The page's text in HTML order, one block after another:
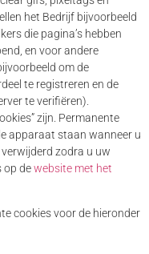
het Bedrijf bijvoorbeeld
die pagina’s hebben
en voor andere
om de
te registreren en de
te verifiëren).
zijn. Permanente
apparaat staan ​​wanneer u
zodra u uw
op dewebsite met het
cookies voor de hieronder